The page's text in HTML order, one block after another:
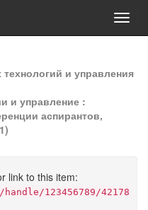
и управления
и управление :
аспирантов,
link to this item:
123456789/42178